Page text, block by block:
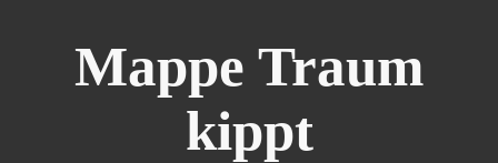
Mappe Traum
kippt